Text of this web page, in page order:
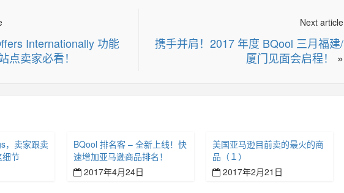
Next article
携手并肩！2017 年度 BQool 三月福建/
厦门见面会启程！
»
Internationally 功能
点卖家必看！
，卖家跟卖
细节
BQool 排名客 – 全新上线！快
速增加亚马逊商品排名！
2017年4月24日
美国亚马逊目前卖的最火的商
品（１）
2017年2月21日